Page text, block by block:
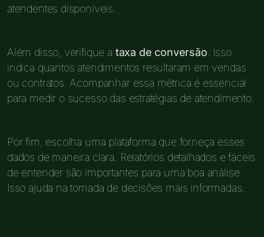
atendentes disponíveis.
Além disso, verifique a taxa de conversão . Isso
indica quantos atendimentos resultaram em vendas
ou contratos. Acompanhar essa métrica é essencial
para medir o sucesso das estratégias de atendimento.
Por fim, escolha uma plataforma que forneça esses
dados de maneira clara. Relatórios detalhados e fáceis
de entender são importantes para uma boa análise.
Isso ajuda na tomada de decisões mais informadas.